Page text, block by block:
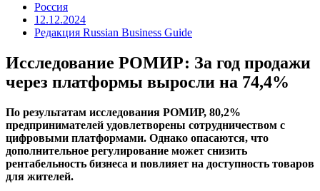
Россия
12.12.2024
Редакция Russian Business Guide
Исследование РОМИР: За год продажи
через платформы выросли на 74,4%
По результатам исследования РОМИР, 80,2%
предпринимателей удовлетворены сотрудничеством с
цифровыми платформами. Однако опасаются, что
дополнительное регулирование может снизить
рентабельность бизнеса и повлияет на доступность товаров
для жителей.